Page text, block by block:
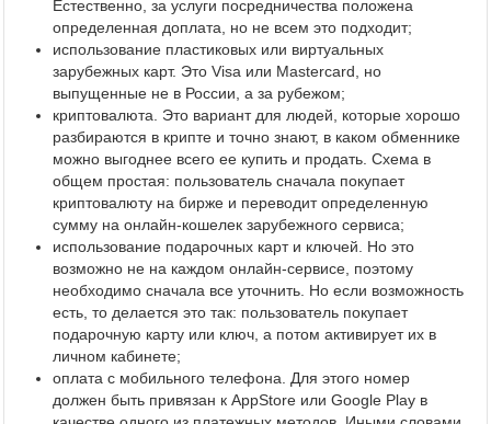
Естественно, за услуги посредничества положена
определенная доплата, но не всем это подходит;
использование пластиковых или виртуальных
зарубежных карт. Это Visa или Mastercard, но
выпущенные не в России, а за рубежом;
криптовалюта. Это вариант для людей, которые хорошо
разбираются в крипте и точно знают, в каком обменнике
можно выгоднее всего ее купить и продать. Схема в
общем простая: пользователь сначала покупает
криптовалюту на бирже и переводит определенную
сумму на онлайн-кошелек зарубежного сервиса;
использование подарочных карт и ключей. Но это
возможно не на каждом онлайн-сервисе, поэтому
необходимо сначала все уточнить. Но если возможность
есть, то делается это так: пользователь покупает
подарочную карту или ключ, а потом активирует их в
личном кабинете;
оплата с мобильного телефона. Для этого номер
должен быть привязан к AppStore или Google Play в